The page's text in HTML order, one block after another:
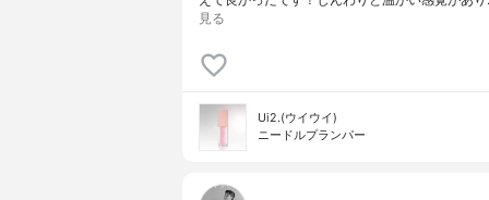
見る
Ui2.(ウイウイ)
ニードルプランパー